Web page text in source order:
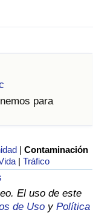
para
|Contaminación
|Tráfico
El uso de este
de Uso y Política